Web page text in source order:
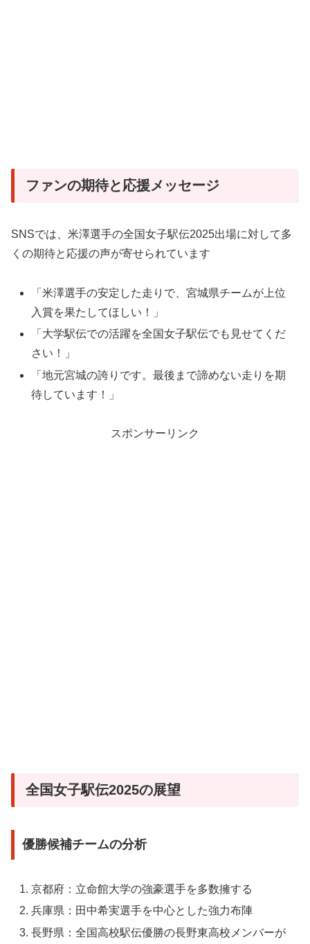
ファンの期待と応援メッセージ
SNSでは、米澤選手の全国女子駅伝2025出場に対して多
くの期待と応援の声が寄せられています
「米澤選手の安定した走りで、宮城県チームが上位
入賞を果たしてほしい！」
「大学駅伝での活躍を全国女子駅伝でも見せてくだ
さい！」
「地元宮城の誇りです。最後まで諦めない走りを期
待しています！」
スポンサーリンク
全国女子駅伝2025の展望
優勝候補チームの分析
京都府：立命館大学の強豪選手を多数擁する
兵庫県：田中希実選手を中心とした強力布陣
長野県：全国高校駅伝優勝の長野東高校メンバーが